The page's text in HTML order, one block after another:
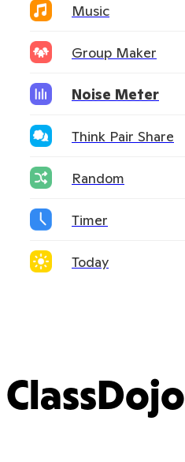
Music
Group Maker
Noise Meter
Think Pair Share
Random
Timer
Today
ClassDojo